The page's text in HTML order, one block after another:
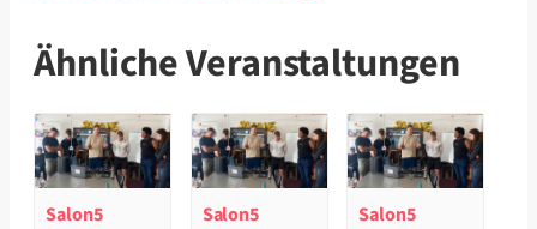
Ähnliche Veranstaltungen
Salon5
Salon5
Salon5